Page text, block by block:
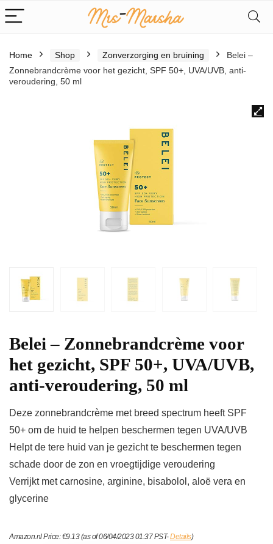
Home Shop Zonverzorging en bruining
Belei –
Zonnebrandcrème voor het gezicht, SPF 50+, UVA/UVB, anti-
veroudering, 50 ml
Belei – Zonnebrandcrème voor
het gezicht, SPF 50+, UVA/UVB,
anti-veroudering, 50 ml
Deze zonnebrandcrème met breed spectrum heeft SPF
50+ om de huid te helpen beschermen tegen UVA/UVB
Helpt de tere huid van je gezicht te beschermen tegen
schade door de zon en vroegtijdige veroudering
Verrijkt met carnosine, arginine, bisabolol, aloë vera en
glycerine
Amazon.nl Price:€9.13(as of 06/04/2023 01:37 PST-Details)